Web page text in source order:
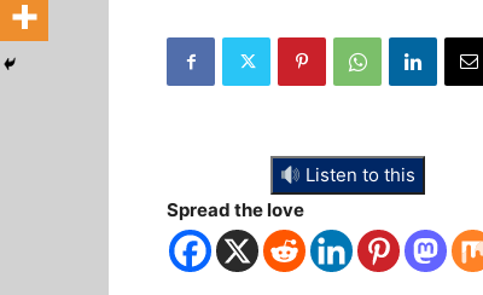
Listen to this
Spread the love